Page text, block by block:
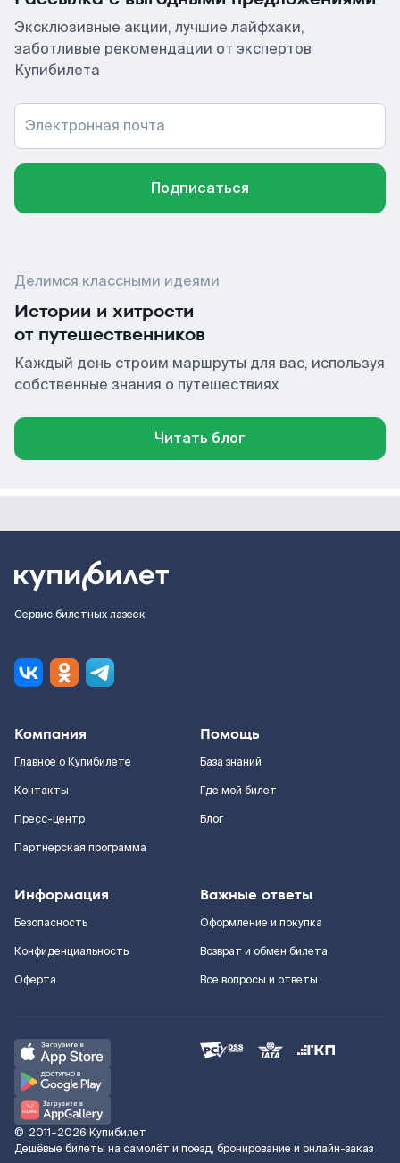
Эксклюзивные акции, лучшие лайфхаки,
заботливые рекомендации от экспертов
Купибилета
Электронная почта
Подписаться
Делимся классными идеями
Истории и хитрости
от путешественников
Каждый день строим маршруты для вас, используя
собственные знания о путешествиях
Читать блог
Сервис билетных лазеек
Компания
Главное о Купибилете
Контакты
Пресс-центр
Партнерская программа
Помощь
База знаний
Где мой билет
Блог
Информация
Безопасность
Конфиденциальность
Оферта
Важные ответы
Оформление и покупка
Возврат и обмен билета
Все вопросы и ответы
© 2011–2026 Купибилет
Дешёвые билеты на самолёт и поезд, бронирование и онлайн-заказ